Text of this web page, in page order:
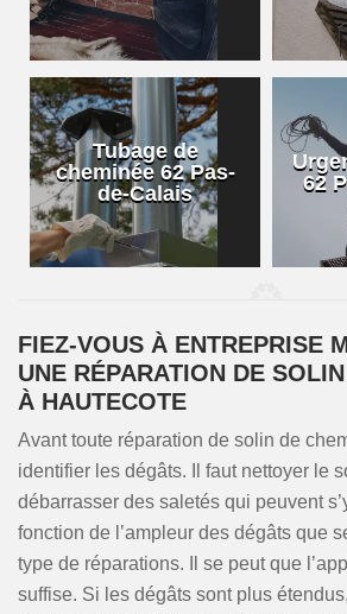
Tubage de
cheminée 62 Pas-
de-Calais
62
FIEZ-VOUS À ENTREPRISE
UNE RÉPARATION DE
À HAUTECOTE
Avant toute réparation de solin de
identifier les dégâts. Il faut nettoyer le
débarrasser des saletés qui peuvent
fonction de l’ampleur des dégâts que
type de réparations. Il se peut que
suffise. Si les dégâts sont plus